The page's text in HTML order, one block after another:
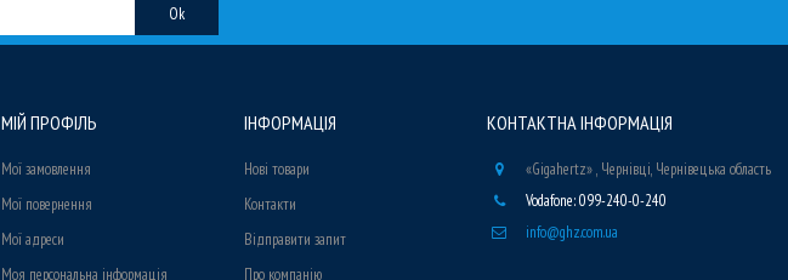
Ok
МІЙ ПРОФІЛЬ
Мої замовлення
Мої повернення
Мої адреси
Моя персональна інформація
ІНФОРМАЦІЯ
Нові товари
Контакти
Відправити запит
Про компанію
КОНТАКТНА ІНФОРМАЦІЯ
«Gigahertz» , Чернівці, Чернівецька область
Vodafone: 099-240-0-240
info@ghz.com.ua